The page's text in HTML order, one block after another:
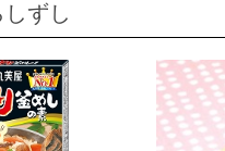
ずし